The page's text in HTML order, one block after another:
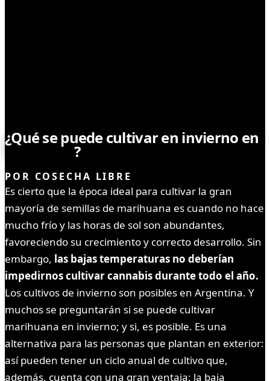
¿Qué se puede cultivar en invierno en
Argentina ?
POR COSECHA LIBRE
Es cierto que la época ideal para cultivar la gran
mayoría de semillas de marihuana es cuando no hace
mucho frío y las horas de sol son abundantes,
favoreciendo su crecimiento y correcto desarrollo. Sin
embargo, las bajas temperaturas no deberían
impedirnos cultivar cannabis durante todo el año.
Los cultivos de invierno son posibles en Argentina. Y
muchos se preguntarán si se puede cultivar
marihuana en invierno; y si, es posible. Es una
alternativa para las personas que plantan en exterior:
así pueden tener un ciclo anual de cultivo que,
además, cuenta con una gran ventaja: la baja